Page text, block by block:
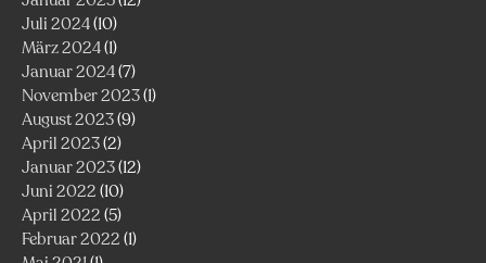
Juli 2024(10)
März 2024(1)
Januar 2024(7)
November 2023(1)
August 2023(9)
April 2023(2)
Januar 2023(12)
Juni 2022 (10)
April 2022 (5)
Februar 2022 (1)